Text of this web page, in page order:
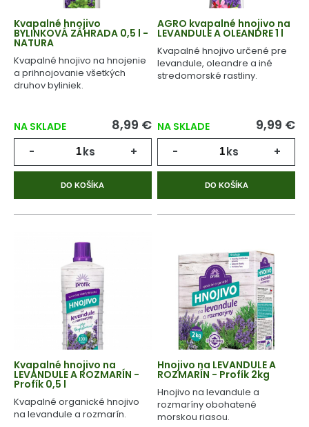
Kvapalné hnojivo
BYLINKOVÁ ZÁHRADA 0,5 l -
NATURA
Kvapalné hnojivo na hnojenie
a prihnojovanie všetkých
druhov byliniek.
NA SKLADE 8,99 €
- ks +
DO KOŠÍKA
AGRO kvapalné hnojivo na
LEVANDULE A OLEANDRE 1 l
Kvapalné hnojivo určené pre
levandule, oleandre a iné
stredomorské rastliny.
NA SKLADE 9,99 €
- ks +
DO KOŠÍKA
Kvapalné hnojivo na
LEVANDULE A ROZMARÍN -
Profík 0,5 l
Kvapalné organické hnojivo
na levandule a rozmarín.
Hnojivo na LEVANDULE A
ROZMARÍN - Profík 2kg
Hnojivo na levandule a
rozmaríny obohatené
morskou riasou.